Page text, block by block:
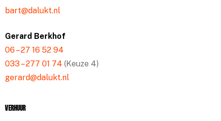
bart@dalukt.nl
Gerard Berkhof
06 – 27 16 52 94
033 – 277 01 74 (Keuze 4)
gerard@dalukt.nl
Verhuur